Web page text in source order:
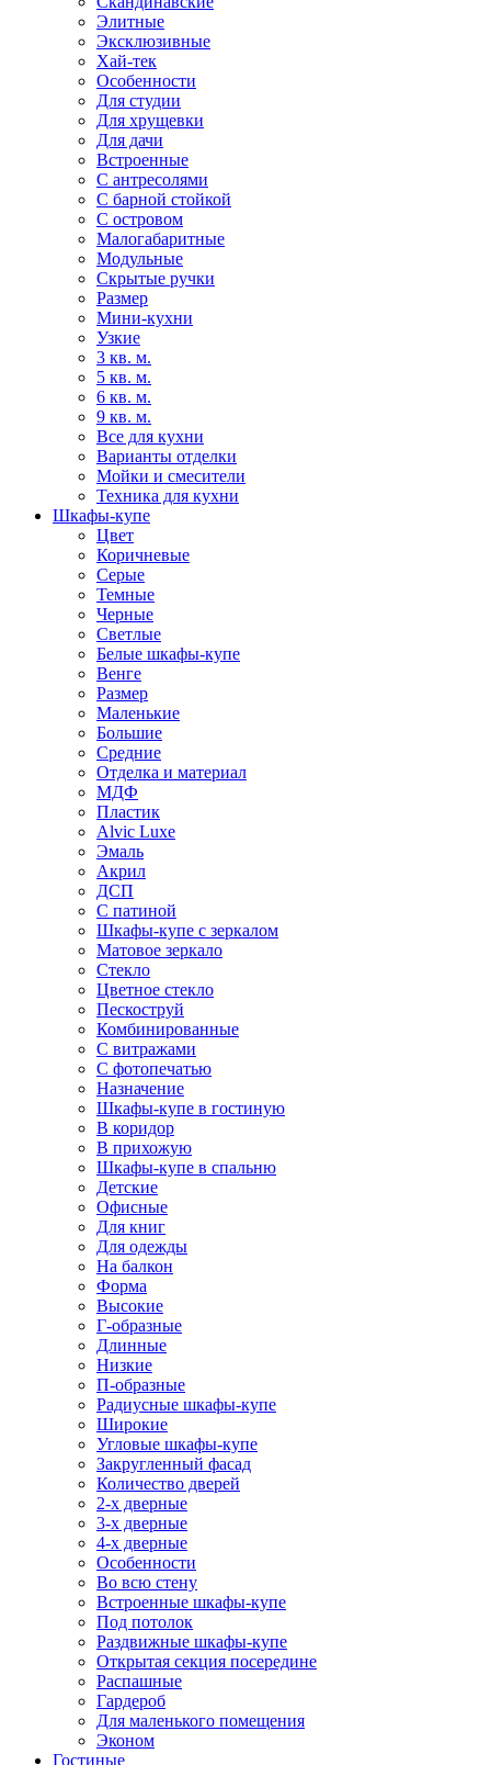
Элитные
Эксклюзивные
Хай-тек
Особенности
Для студии
Для хрущевки
Для дачи
Встроенные
С антресолями
С барной стойкой
С островом
Малогабаритные
Модульные
Скрытые ручки
Размер
Мини-кухни
Узкие
3 кв. м.
5 кв. м.
6 кв. м.
9 кв. м.
Все для кухни
Варианты отделки
Мойки и смесители
Техника для кухни
Шкафы-купе
Цвет
Коричневые
Серые
Темные
Черные
Светлые
Белые шкафы-купе
Венге
Размер
Маленькие
Большие
Средние
Отделка и материал
МДФ
Пластик
Alvic Luxe
Эмаль
Акрил
ДСП
С патиной
Шкафы-купе с зеркалом
Матовое зеркало
Стекло
Цветное стекло
Пескоструй
Комбинированные
С витражами
С фотопечатью
Назначение
Шкафы-купе в гостиную
В коридор
В прихожую
Шкафы-купе в спальню
Детские
Офисные
Для книг
Для одежды
На балкон
Форма
Высокие
Г-образные
Длинные
Низкие
П-образные
Радиусные шкафы-купе
Широкие
Угловые шкафы-купе
Закругленный фасад
Количество дверей
2-х дверные
3-х дверные
4-х дверные
Особенности
Во всю стену
Встроенные шкафы-купе
Под потолок
Раздвижные шкафы-купе
Открытая секция посередине
Распашные
Гардероб
Для маленького помещения
Эконом
Гостиные